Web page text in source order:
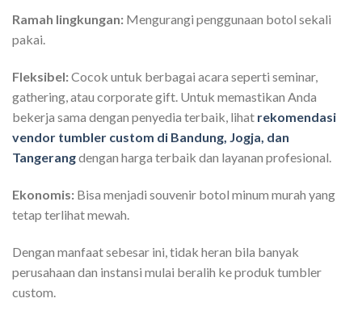
Ramah lingkungan: Mengurangi penggunaan botol sekali
pakai.
Fleksibel:Cocok untuk berbagai acara seperti seminar,
gathering, atau corporate gift. Untuk memastikan Anda
bekerja sama dengan penyedia terbaik, lihat rekomendasi
vendor tumbler custom di Bandung, Jogja, dan
Tangerangdengan harga terbaik dan layanan profesional.
Ekonomis: Bisa menjadi souvenir botol minum murah yang
tetap terlihat mewah.
Dengan manfaat sebesar ini, tidak heran bila banyak
perusahaan dan instansi mulai beralih ke produk tumbler
custom.